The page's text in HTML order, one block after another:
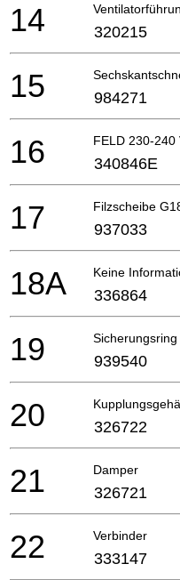
14 320215
15 984271
FELD 230-240
16 340846E
Filzscheibe
17 937033
Keine
18A 336864
19 939540
20 326722
Damper
21 326721
Verbinder
22 333147